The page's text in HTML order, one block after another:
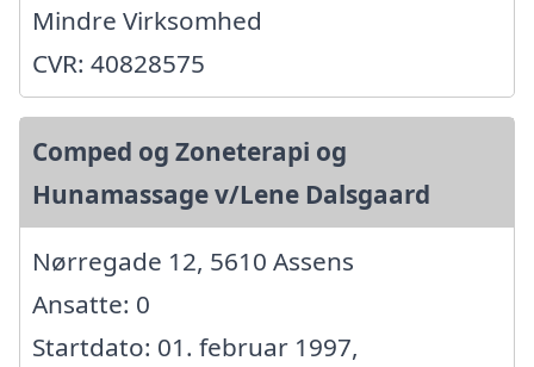
Mindre Virksomhed
CVR: 40828575
Comped og Zoneterapi og
Hunamassage v/Lene Dalsgaard
Nørregade 12, 5610 Assens
Ansatte: 0
Startdato: 01. februar 1997,